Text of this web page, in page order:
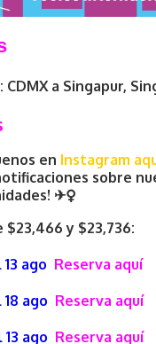
CDMX a Singapur,
en Instagram
sobre
! ✈️
$23,466 y $23,736:
ago Reserva aquí
ago Reserva aquí
ago Reserva aquí